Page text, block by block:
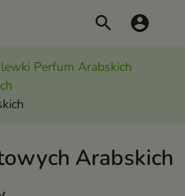
search account_circle
Perfum Arabskich
Arabskich